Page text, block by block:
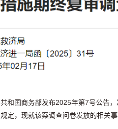
和国商务部发布2025年第7号公告
定，现就该案调查问卷发放的相关事